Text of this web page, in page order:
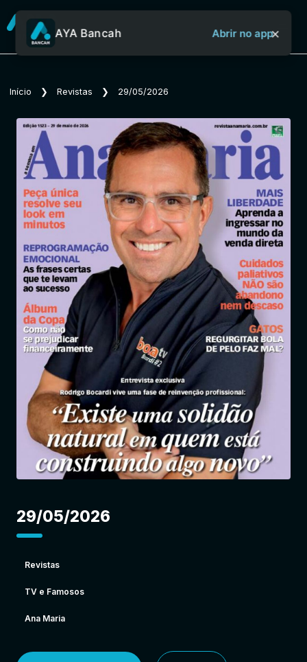
Sobre o Aya Bancah
Início
Revistas
Jornais
Notícias
Entrar
AYA Bancah Abrir no app×
Início ❯ Revistas ❯ 29/05/2026
29/05/2026
Revistas
TV e Famosos
Ana Maria